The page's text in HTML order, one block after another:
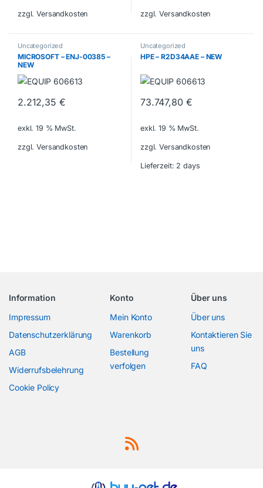
zzgl. Versandkosten zzgl. Versandkosten
Uncategorized
MICROSOFT – ENJ-00385 –
NEW
2.212,35 €
exkl. 19 % MwSt.
zzgl. Versandkosten
Uncategorized
HPE – R2D34AAE – NEW
73.747,80 €
exkl. 19 % MwSt.
zzgl. Versandkosten
Lieferzeit: 2 days
Information
Impressum
Datenschutzerklärung
AGB
Widerrufsbelehrung
Cookie Policy
Konto
Mein Konto
Warenkorb
Bestellung
verfolgen
Über uns
Über uns
Kontaktieren Sie
uns
FAQ